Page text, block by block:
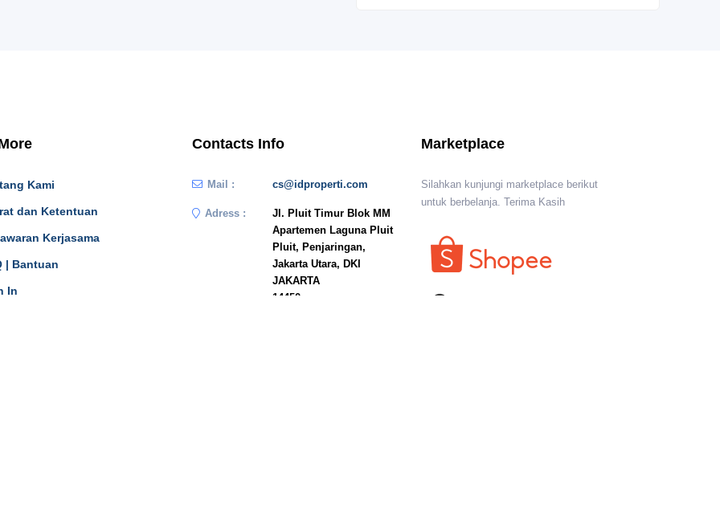
Kami
dan Ketentuan
Kerjasama
| Bantuan
In
Contacts Info
Mail : cs@idproperti.com
Adress :
Jl. Pluit Timur Blok MM
Apartemen Laguna Pluit
Pluit, Penjaringan,
Jakarta Utara, DKI
JAKARTA
14450
Marketplace
Silahkan kunjungi marketplace berikut
untuk berbelanja. Terima Kasih